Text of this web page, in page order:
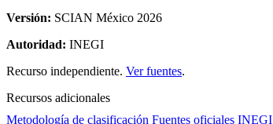
Versión: SCIAN México 2026
Autoridad: INEGI
Recurso independiente. Ver fuentes.
Recursos adicionales
Metodología de clasificación Fuentes oficiales INEGI